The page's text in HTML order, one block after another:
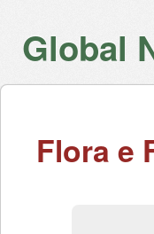
Global
Flora e